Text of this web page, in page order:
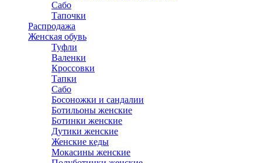
Сабо
Тапочки
Распродажа
Женская обувь
Туфли
Валенки
Кроссовки
Тапки
Сабо
Босоножки и сандалии
Ботильоны женские
Ботинки женские
Дутики женские
Женские кеды
Мокасины женские